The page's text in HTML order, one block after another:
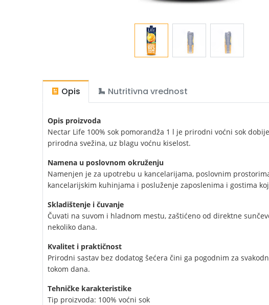
Opis Nutritivna vrednost
Opis proizvoda
Nectar Life 100% sok pomorandža 1 l je prirodni voćni sok
prirodna svežina, uz blagu voćnu kiselost.
Namena u poslovnom okruženju
Namenjen je za upotrebu u kancelarijama, poslovnim
kancelarijskim kuhinjama i posluženje zaposlenima i gostima
Skladištenje i čuvanje
Čuvati na suvom i hladnom mestu, zaštićeno od direktne
nekoliko dana.
Kvalitet i praktičnost
Prirodni sastav bez dodatog šećera čini ga pogodnim za
tokom dana.
Tehničke karakteristike
Tip proizvoda: 100% voćni sok